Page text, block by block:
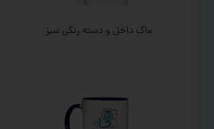
ماگ داخل و دسته رنگی سبز